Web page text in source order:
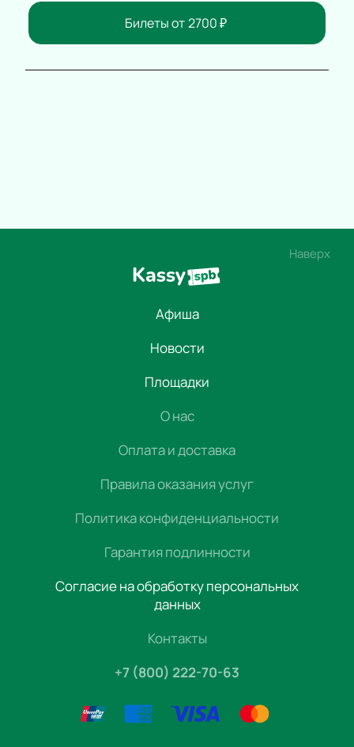
Билеты от 2700₽
Наверх
Афиша
Новости
Площадки
О нас
Оплата и доставка
Правила оказания услуг
Политика конфиденциальности
Гарантия подлинности
Согласие на обработку персональных
данных
Контакты
+7 (800) 222-70-63